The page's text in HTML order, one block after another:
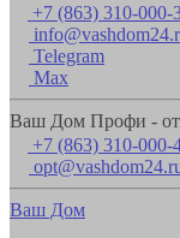
+7 (863) 310-000-
Telegram
Max
Ваш Дом Профи -
+7 (863) 310-000-
Ваш Дом